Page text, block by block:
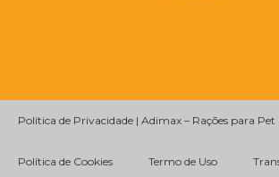
Política de Privacidade | Adimax – Rações para Pet
Política de Cookies Termo de Uso